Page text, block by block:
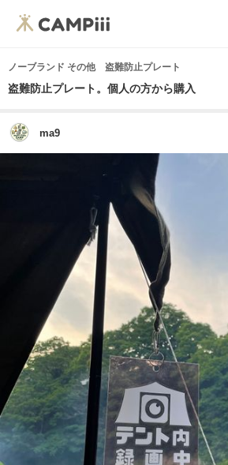
ノーブランド その他 盗難防止プレート
盗難防止プレート。個人の方から購入
ma9